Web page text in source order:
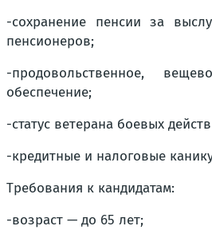
-сохранение пенсии за
пенсионеров;
-продовольственное,
обеспечение;
-статус ветерана боевых
-кредитные и налоговые
Требования к кандидатам:
-возраст — до 65 лет;